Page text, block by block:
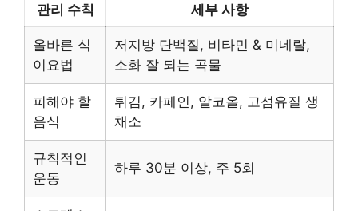
관리 수칙 세부 사항
올바른 식
이요법
저지방 단백질, 비타민 & 미네랄,
소화 잘 되는 곡물
피해야 할
음식
튀김, 카페인, 알코올, 고섬유질 생
채소
규칙적인
운동
하루 30분 이상, 주 5회